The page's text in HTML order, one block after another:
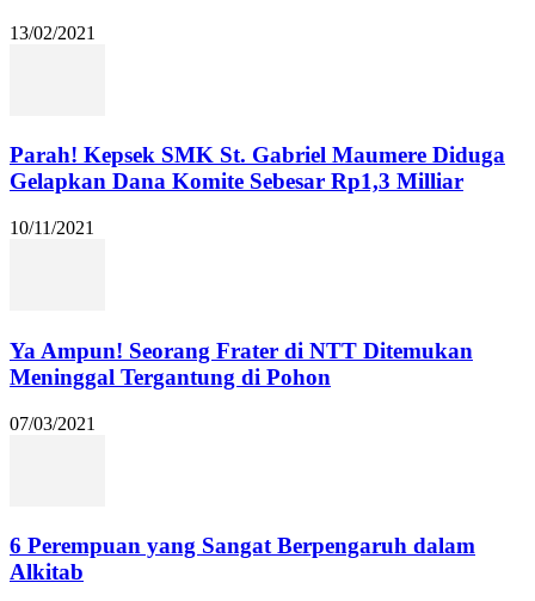
13/02/2021
Parah! Kepsek SMK St. Gabriel Maumere Diduga
Gelapkan Dana Komite Sebesar Rp1,3 Milliar
10/11/2021
Ya Ampun! Seorang Frater di NTT Ditemukan
Meninggal Tergantung di Pohon
07/03/2021
6 Perempuan yang Sangat Berpengaruh dalam
Alkitab